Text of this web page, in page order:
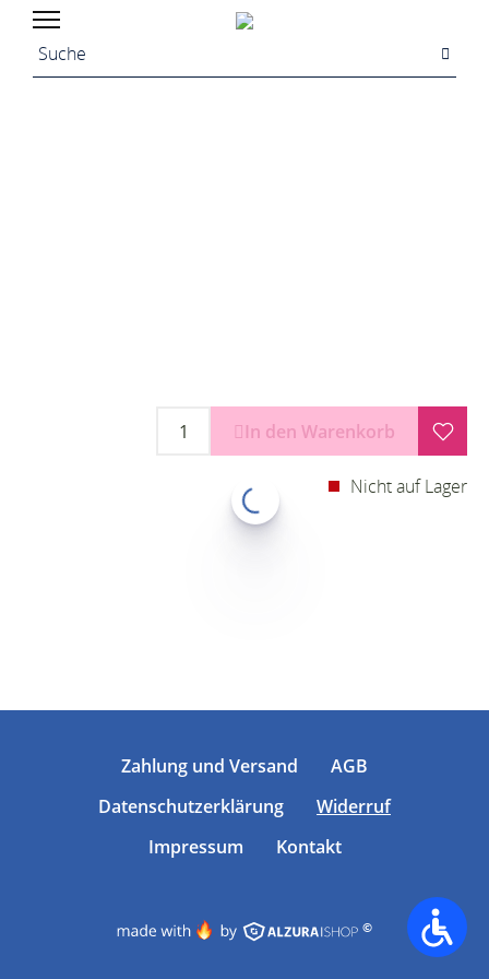
In den Warenkorb
Nicht auf Lager
Zahlung und Versand
AGB
Datenschutzerklärung
Widerruf
Impressum
Kontakt
©